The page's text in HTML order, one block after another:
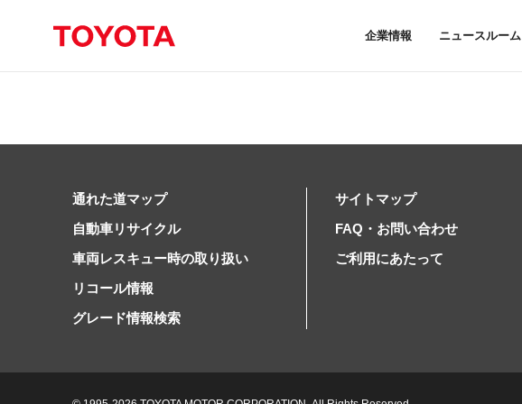
企業情報 ニュースルーム
通れた道マップ
自動車リサイクル
車両レスキュー時の取り扱い
リコール情報
グレード情報検索
サイトマップ
FAQ・お問い合わせ
ご利用にあたって